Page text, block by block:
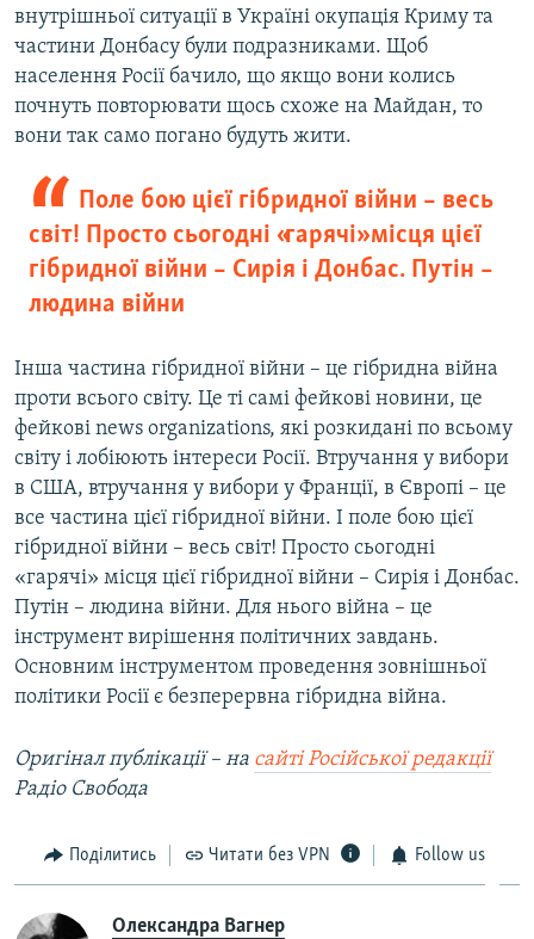
внутрішньої ситуації в Україні окупація Криму та
частини Донбасу були подразниками. Щоб
населення Росії бачило, що якщо вони колись
почнуть повторювати щось схоже на Майдан, то
вони так само погано будуть жити.
Поле бою цієї гібридної війни – весь
світ! Просто сьогодні «гарячі» місця цієї
гібридної війни – Сирія і Донбас. Путін –
людина війни
Інша частина гібридної війни – це гібридна війна
проти всього світу. Це ті самі фейкові новини, це
фейкові news organizations, які розкидані по всьому
світу і лобіюють інтереси Росії. Втручання у вибори
в США, втручання у вибори у Франції, в Європі – це
все частина цієї гібридної війни. І поле бою цієї
гібридної війни – весь світ! Просто сьогодні
«гарячі» місця цієї гібридної війни – Сирія і Донбас.
Путін – людина війни. Для нього війна – це
інструмент вирішення політичних завдань.
Основним інструментом проведення зовнішньої
політики Росії є безперервна гібридна війна.
Оригінал публікації – на сайті Російської редакції
Радіо Свобода
Поділитись Читати без VPN Follow us
Олександра Вагнер